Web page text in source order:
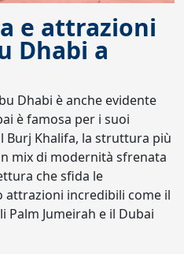
e attrazioni
Dhabi a
Dhabi è anche evidente
è famosa per i suoi
Burj Khalifa, la struttura più
mix di modernità sfrenata
che sfida le
attrazioni incredibili come il
Palm Jumeirah e il Dubai